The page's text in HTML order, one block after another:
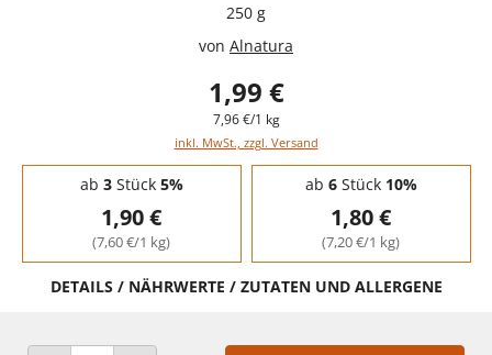
250 g
von Alnatura
1,99 €
7,96 €/1 kg
inkl. MwSt., zzgl. Versand
Staffelpreise - Mengenrabatt
ab 3Stück 5%
1,90 €
(7,60 €/1 kg)
ab 6Stück 10%
1,80 €
(7,20 €/1 kg)
DETAILS / NÄHRWERTE / ZUTATEN UND ALLERGENE